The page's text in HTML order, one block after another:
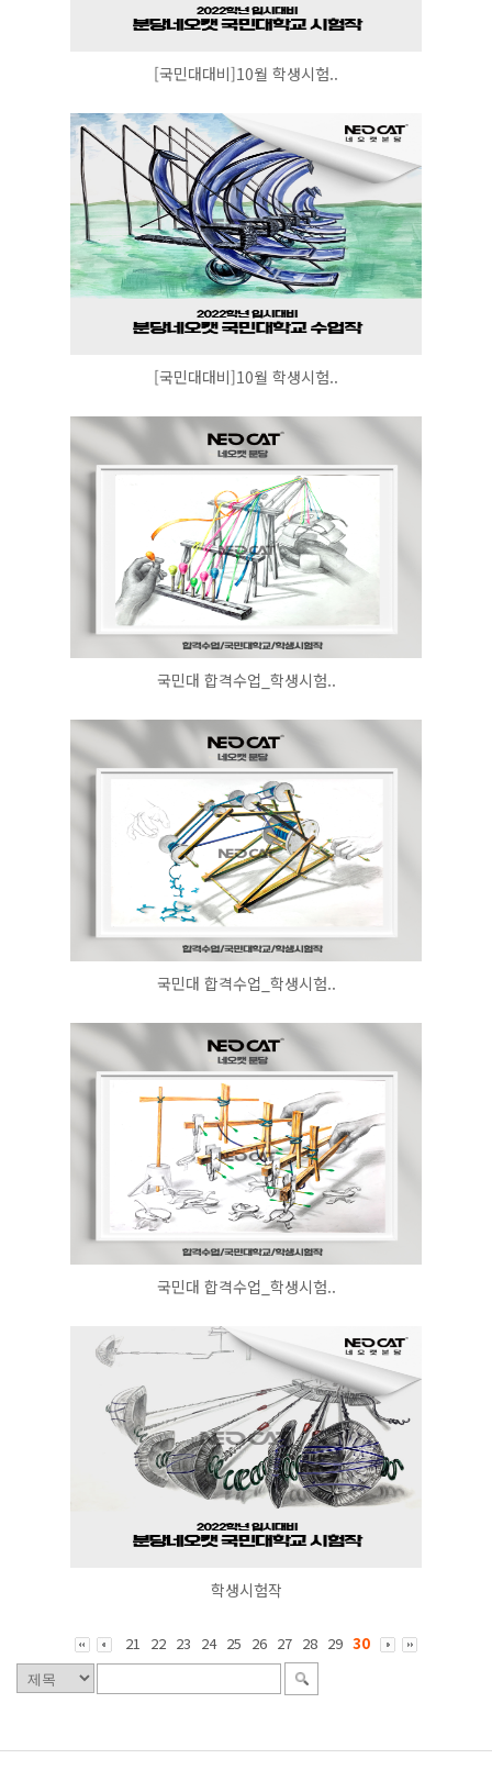
[국민대대비]10월 학생시험..
[국민대대비]10월 학생시험..
국민대 합격수업_학생시험..
국민대 합격수업_학생시험..
국민대 합격수업_학생시험..
학생시험작
21 22 23 24 25 26 27 28 29 30